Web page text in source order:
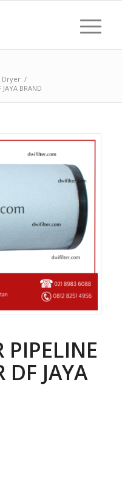
Dryer /
JAYA BRAND
PIPELINE
DF JAYA